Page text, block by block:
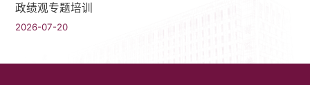
政绩观专题培训
2026-07-20